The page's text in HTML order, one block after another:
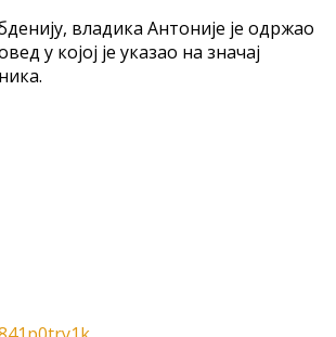
владика Антоније је одржао
у којој је указао на значај